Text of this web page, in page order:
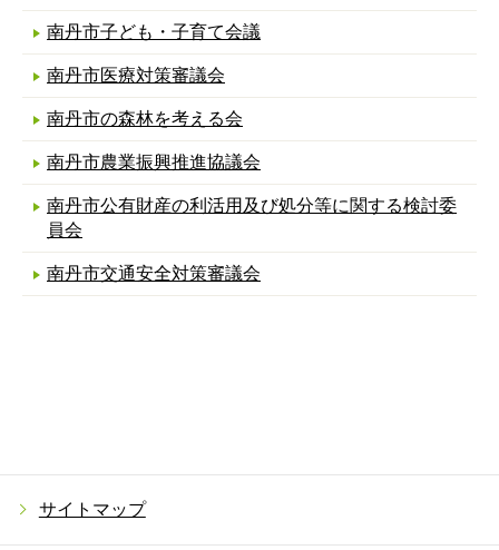
南丹市子ども・子育て会議
南丹市医療対策審議会
南丹市の森林を考える会
南丹市農業振興推進協議会
南丹市公有財産の利活用及び処分等に関する検討委
員会
南丹市交通安全対策審議会
サイトマップ